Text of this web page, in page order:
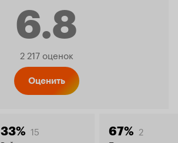
6.8
Рейтинг
2 217 оценок
Оценить
33% 15 67% 2